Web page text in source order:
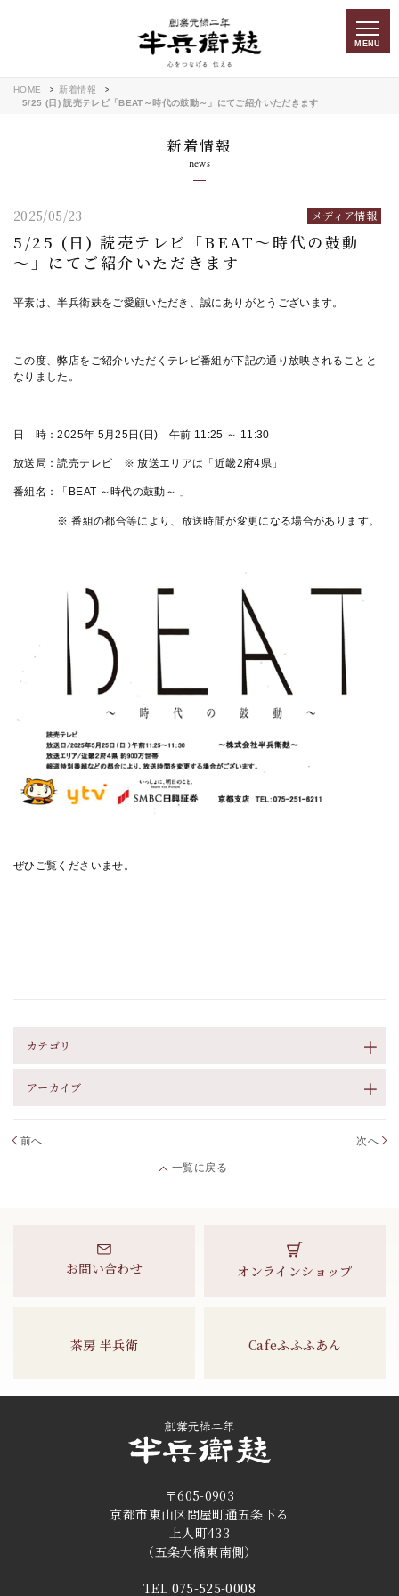
MENU
HOME
新着情報
5/25 (日) 読売テレビ「BEAT～時代の鼓動～」にてご紹介いただきます
新着情報
news
5/25 (日) 読売テレビ「BEAT～時代の鼓動
～」にてご紹介いただきます
2025/05/23 メディア情報
平素は、半兵衛麸をご愛顧いただき、誠にありがとうございます。
この度、弊店をご紹介いただくテレビ番組が下記の通り放映されることと
なりました。
日 時：2025年 5月25日(日) 午前 11:25 ～ 11:30
放送局：読売テレビ ※ 放送エリアは「近畿2府4県」
番組名：「BEAT ～時代の鼓動～ 」
※ 番組の都合等により、放送時間が変更になる場合があります。
ぜひご覧くださいませ。
カテゴリ
アーカイブ
前へ
一覧に戻る
次へ
お問い合わせ オンラインショップ
茶房 半兵衛 Cafeふふふあん
〒605-0903
京都市東山区問屋町通五条下る
上人町433
（五条大橋東南側）
TEL 075-525-0008